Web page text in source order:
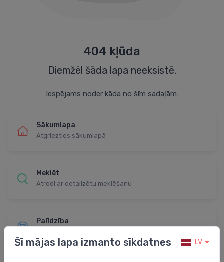
404 kļūda
Diemžēl šāda lapa neeksistē.
Iespējams noder kāda no šīm sadaļām:
Sākumlapa
Atgriezties sākumlapā
Meklēt
Atrodi ar detalizētu meklēšanu
Palīdzība
Šī mājas lapa izmanto sīkdatnes LV